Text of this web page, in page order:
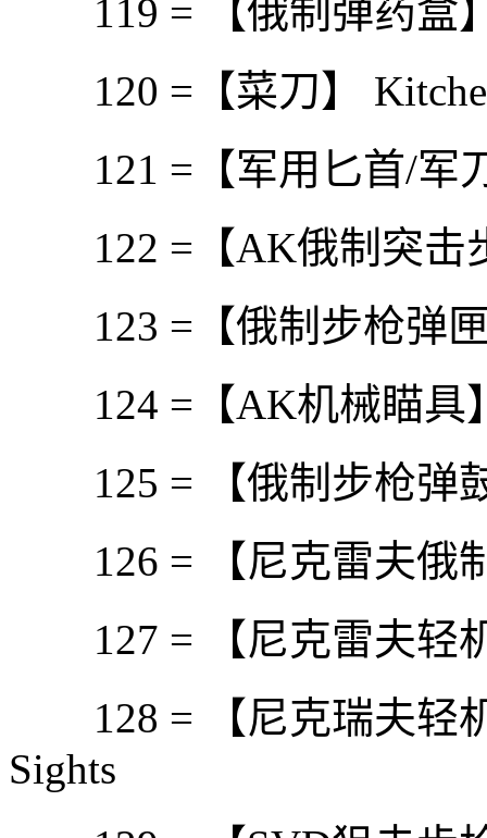
119 = 【俄制弹药盒】
120 =【菜刀】
121 =【军用匕首/军
122 =【AK俄制突击
123 =【俄制步枪弹匣
124 =【AK机械瞄具】
125 = 【俄制步枪弹鼓
126 = 【尼克雷夫俄
127 = 【尼克雷夫轻
128 = 【尼克瑞夫轻
Sights